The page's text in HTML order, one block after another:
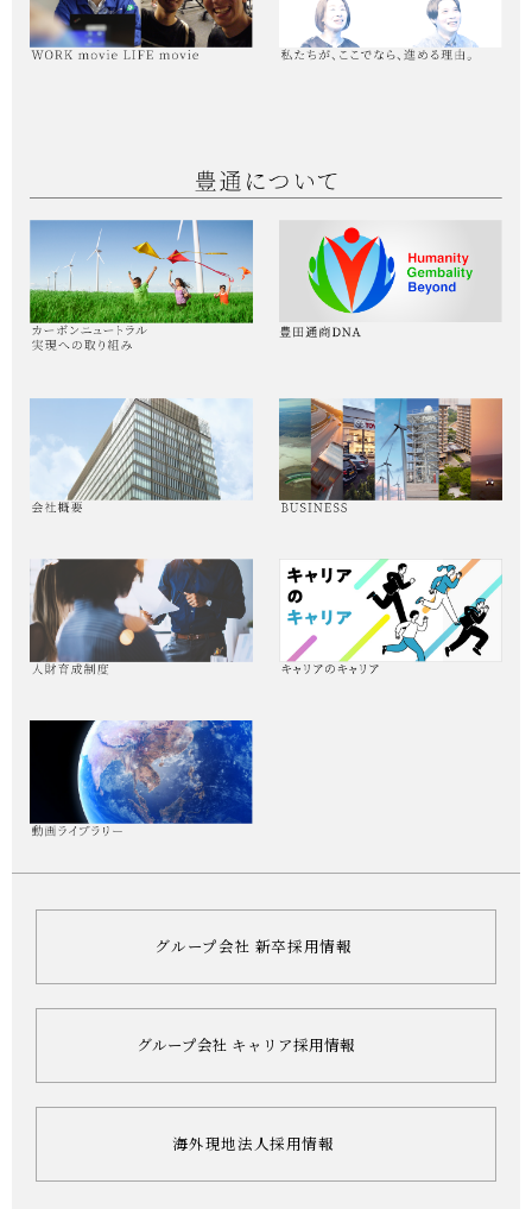
グループ会社 新卒採用情報
グループ会社 キャリア採用情報
海外現地法人採用情報